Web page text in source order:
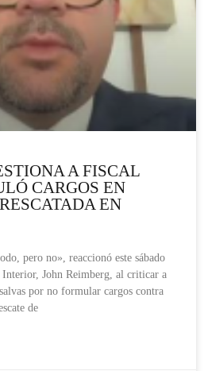
A FISCAL
CARGOS EN
EN
pero no», reaccionó este sábado
John Reimberg, al criticar a
por no formular cargos contra
de